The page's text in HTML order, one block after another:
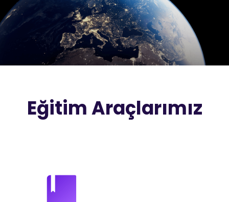
Eğitim Araçlarımız